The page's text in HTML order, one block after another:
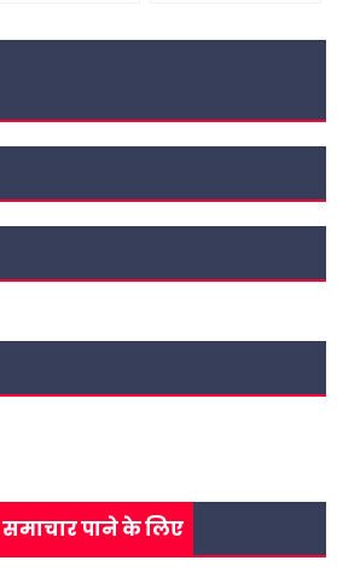
समाचार पाने के लिए